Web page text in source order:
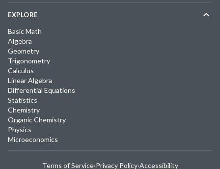
EXPLORE
Basic Math
Algebra
Geometry
Trigonometry
Calculus
Linear Algebra
Differential Equations
Statistics
Chemistry
Organic Chemistry
Physics
Microeconomics
Terms of Service·Privacy Policy·Accessibility